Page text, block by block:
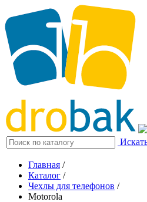
Главная /
Каталог /
Чехлы для телефонов /
Motorola